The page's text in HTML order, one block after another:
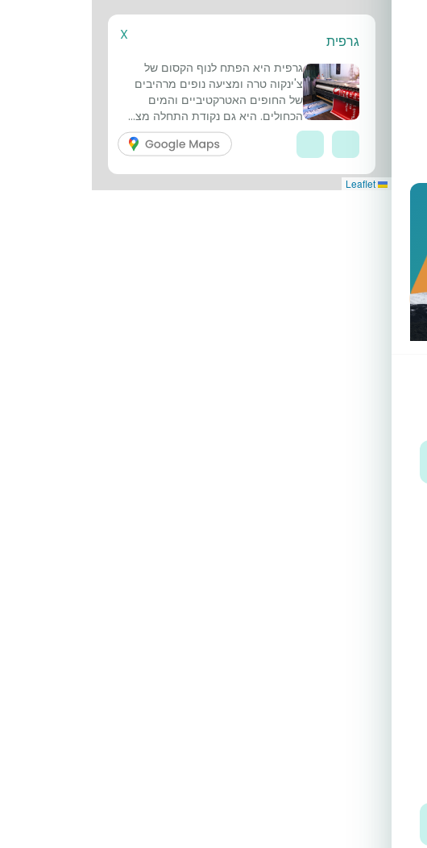
X גרפית
גרפית היא הפתח לנוף הקסום של
צ'ינקוה טרה ומציעה נופים מרהיבים
של החופים האטרקטיביים והמים
הכחולים. היא גם נקודת התחלה מצ...